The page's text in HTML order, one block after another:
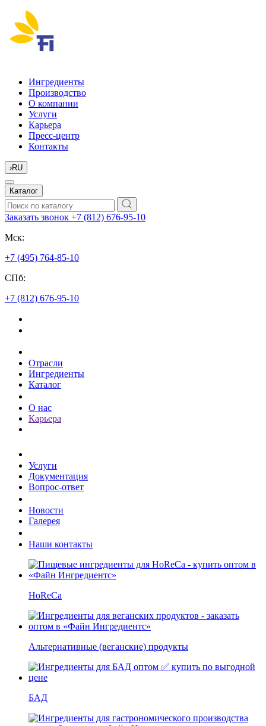
Ингредиенты
Производство
О компании
Услуги
Карьера
Пресс-центр
Контакты
›RU
Каталог
Заказать звонок +7 (812) 676-95-10
Мск:
+7 (495) 764-85-10
СПб:
+7 (812) 676-95-10
Отрасли
Ингредиенты
Каталог
О нас
Карьера
Услуги
Документация
Вопрос-ответ
Новости
Галерея
Наши контакты
HoReCa
Альтернативные (веганские) продукты
БАД